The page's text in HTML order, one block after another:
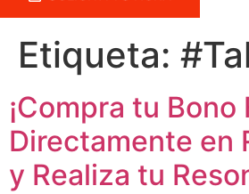
Etiqueta:
¡Compra tu Bono
Directamente en
y Realiza tu